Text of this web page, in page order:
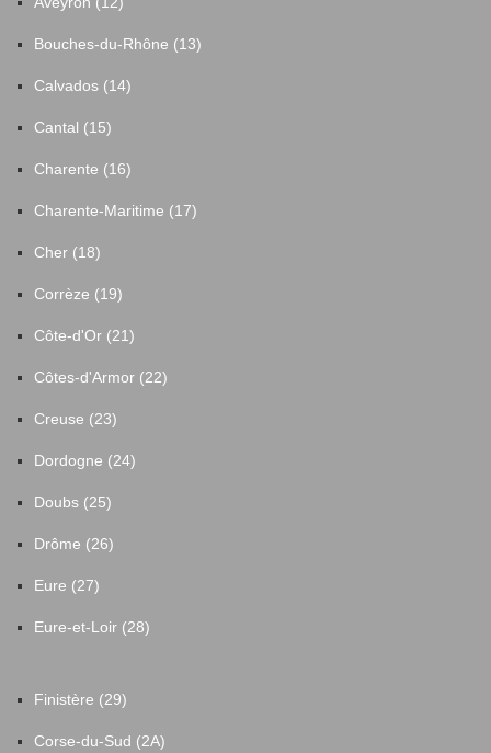
Bouches-du-Rhône (13)
Calvados (14)
Cantal (15)
Charente (16)
Charente-Maritime (17)
Cher (18)
Corrèze (19)
Côte-d'Or (21)
Côtes-d'Armor (22)
Creuse (23)
Dordogne (24)
Doubs (25)
Drôme (26)
Eure (27)
Eure-et-Loir (28)
Finistère (29)
Corse-du-Sud (2A)